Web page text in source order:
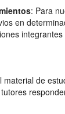
: Para
en
de